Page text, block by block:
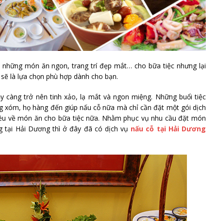
món ăn ngon, trang trí đẹp mắt… cho bữa tiệc nhưng lại
là lựa chọn phù hợp dành cho bạn.
càng trở nên tinh xảo, lạ mắt và ngon miệng. Những buổi tiệc
xóm, họ hàng đến giúp nấu cỗ nữa mà chỉ cần đặt một gói dịch
về món ăn cho bữa tiệc nữa. Nhằm phục vụ nhu cầu đặt món
tại Hải Dương thì ở đây đã có dịch vụ nấu cỗ tại Hải Dương